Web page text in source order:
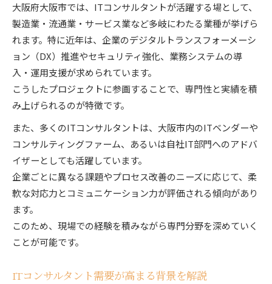
大阪府大阪市では、ITコンサルタントが活躍する場として、
製造業・流通業・サービス業など多岐にわたる業種が挙げら
れます。特に近年は、企業のデジタルトランスフォーメーシ
ョン（DX）推進やセキュリティ強化、業務システムの導
入・運用支援が求められています。
こうしたプロジェクトに参画することで、専門性と実績を積
み上げられるのが特徴です。
また、多くのITコンサルタントは、大阪市内のITベンダーや
コンサルティングファーム、あるいは自社IT部門へのアドバ
イザーとしても活躍しています。
企業ごとに異なる課題やプロセス改善のニーズに応じて、柔
軟な対応力とコミュニケーション力が評価される傾向があり
ます。
このため、現場での経験を積みながら専門分野を深めていく
ことが可能です。
ITコンサルタント需要が高まる背景を解説